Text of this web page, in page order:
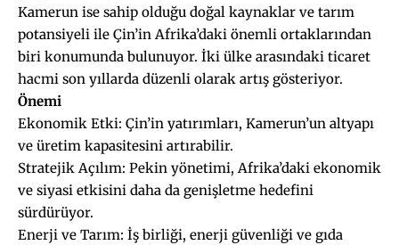
Kamerun ise sahip olduğu doğal kaynaklar ve tarım
potansiyeli ile Çin’in Afrika’daki önemli ortaklarından
biri konumunda bulunuyor. İki ülke arasındaki ticaret
hacmi son yıllarda düzenli olarak artış gösteriyor.
Önemi
Ekonomik Etki: Çin’in yatırımları, Kamerun’un altyapı
ve üretim kapasitesini artırabilir.
Stratejik Açılım: Pekin yönetimi, Afrika’daki ekonomik
ve siyasi etkisini daha da genişletme hedefini
sürdürüyor.
Enerji ve Tarım: İş birliği, enerji güvenliği ve gıda